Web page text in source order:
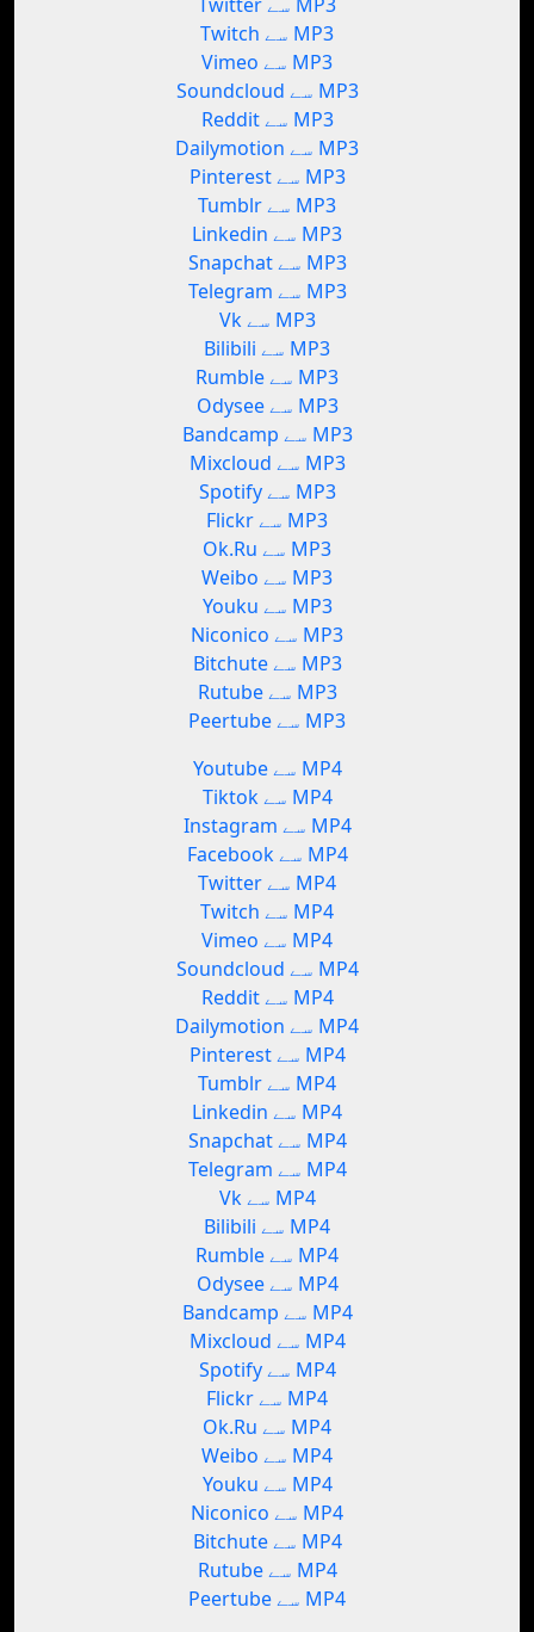
Twitch سے MP3
Vimeo سے MP3
Soundcloud سے MP3
Reddit سے MP3
Dailymotion سے MP3
Pinterest سے MP3
Tumblr سے MP3
Linkedin سے MP3
Snapchat سے MP3
Telegram سے MP3
Vk سے MP3
Bilibili سے MP3
Rumble سے MP3
Odysee سے MP3
Bandcamp سے MP3
Mixcloud سے MP3
Spotify سے MP3
Flickr سے MP3
Ok.Ru سے MP3
Weibo سے MP3
Youku سے MP3
Niconico سے MP3
Bitchute سے MP3
Rutube سے MP3
Peertube سے MP3
Youtube سے MP4
Tiktok سے MP4
Instagram سے MP4
Facebook سے MP4
Twitter سے MP4
Twitch سے MP4
Vimeo سے MP4
Soundcloud سے MP4
Reddit سے MP4
Dailymotion سے MP4
Pinterest سے MP4
Tumblr سے MP4
Linkedin سے MP4
Snapchat سے MP4
Telegram سے MP4
Vk سے MP4
Bilibili سے MP4
Rumble سے MP4
Odysee سے MP4
Bandcamp سے MP4
Mixcloud سے MP4
Spotify سے MP4
Flickr سے MP4
Ok.Ru سے MP4
Weibo سے MP4
Youku سے MP4
Niconico سے MP4
Bitchute سے MP4
Rutube سے MP4
Peertube سے MP4